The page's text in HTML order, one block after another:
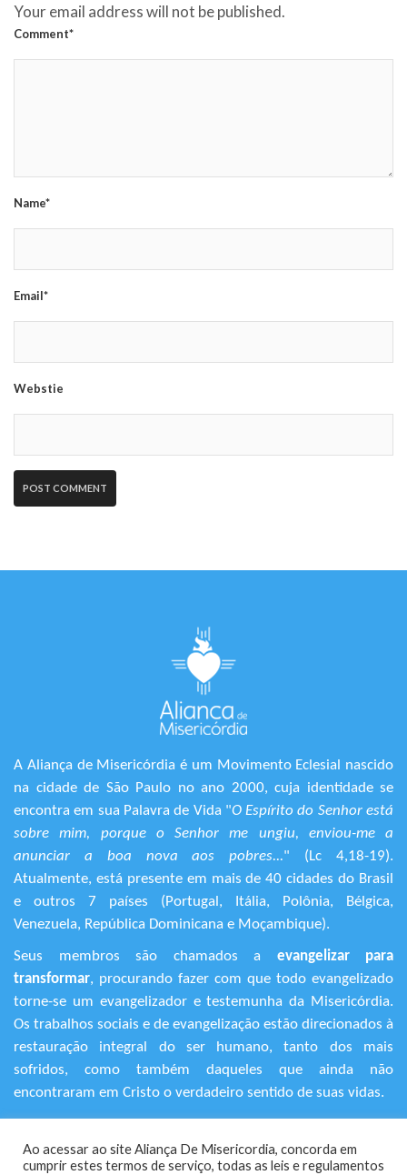
Your email address will not be published.
Comment*
Name*
Email*
Webstie
A Aliança de Misericórdia é um Movimento Eclesial nascido
na cidade de São Paulo no ano 2000, cuja identidade se
encontra em sua Palavra de Vida "O Espírito do Senhor está
sobre mim, porque o Senhor me ungiu, enviou-me a
anunciar a boa nova aos pobres..." (Lc 4,18-19).
Atualmente, está presente em mais de 40 cidades do Brasil
e outros 7 países (Portugal, Itália, Polônia, Bélgica,
Venezuela, República Dominicana e Moçambique).
Seus membros são chamados a evangelizar para
transformar, procurando fazer com que todo evangelizado
torne-se um evangelizador e testemunha da Misericórdia.
Os trabalhos sociais e de evangelização estão direcionados à
restauração integral do ser humano, tanto dos mais
sofridos, como também daqueles que ainda não
encontraram em Cristo o verdadeiro sentido de suas vidas.
Rua Avanhandava, 616 – Bela Vista
Ao acessar ao site Aliança De Misericordia, concorda em
cumprir estes termos de serviço, todas as leis e regulamentos